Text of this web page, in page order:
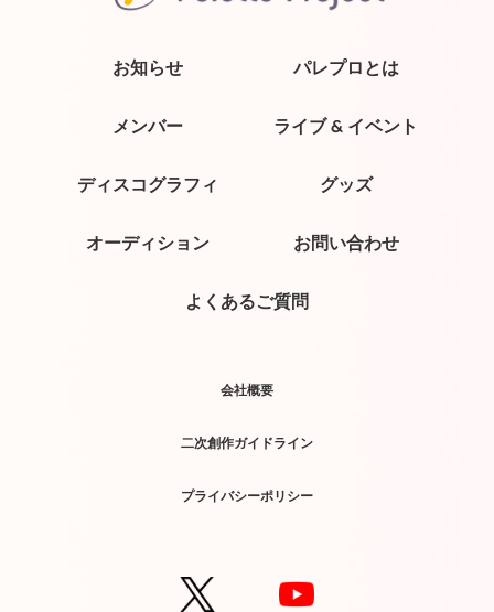
お知らせ パレプロとは
メンバー ライブ & イベント
ディスコグラフィ グッズ
オーディション お問い合わせ
よくあるご質問
会社概要
二次創作ガイドライン
プライバシーポリシー